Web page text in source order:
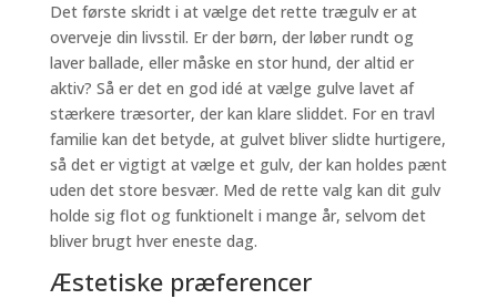
Det første skridt i at vælge det rette trægulv er at
overveje din livsstil. Er der børn, der løber rundt og
laver ballade, eller måske en stor hund, der altid er
aktiv? Så er det en god idé at vælge gulve lavet af
stærkere træsorter, der kan klare sliddet. For en travl
familie kan det betyde, at gulvet bliver slidte hurtigere,
så det er vigtigt at vælge et gulv, der kan holdes pænt
uden det store besvær. Med de rette valg kan dit gulv
holde sig flot og funktionelt i mange år, selvom det
bliver brugt hver eneste dag.
Æstetiske præferencer